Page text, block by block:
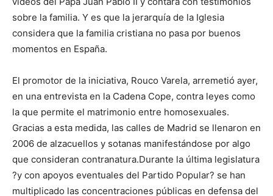
sobre la familia. Y es que la jerarquía de la Iglesia
considera que la familia cristiana no pasa por buenos
momentos en España.
El promotor de la iniciativa, Rouco Varela, arremetió ayer,
en una entrevista en la Cadena Cope, contra leyes como
la que permite el matrimonio entre homosexuales.
Gracias a esta medida, las calles de Madrid se llenaron en
2006 de alzacuellos y sotanas manifestándose por algo
que consideran contranatura.Durante la última legislatura
?y con apoyos eventuales del Partido Popular? se han
multiplicado las concentraciones públicas en defensa del